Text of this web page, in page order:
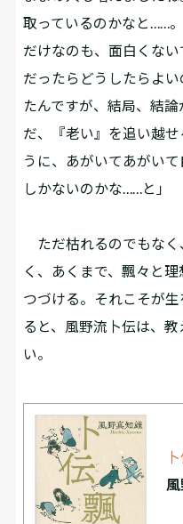
取っているのかなと……
だけなのも、面白くな
だったらどうしたらよ
たんですが、結局、結
だ、『老い』を追い越
うに、あがいてあがい
しかないのかな……と」
ただ枯れるのでもなく
く、あくまで、飄々と
つづける。それこそが
ると、風野流卜伝は、
い。